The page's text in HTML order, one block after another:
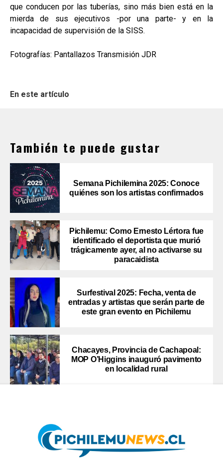
que conducen por las tuberías, sino más bien está en la
mierda de sus ejecutivos -por una parte- y en la
incapacidad de supervisión de la SISS.
Fotografías: Pantallazos Transmisión JDR
En este artículo
También te puede gustar
Semana Pichilemina 2025: Conoce
quiénes son los artistas confirmados
Pichilemu: Como Ernesto Lértora fue
identificado el deportista que murió
trágicamente ayer, al no activarse su
paracaidista
Surfestival 2025: Fecha, venta de
entradas y artistas que serán parte de
este gran evento en Pichilemu
Chacayes, Provincia de Cachapoal:
MOP O’Higgins inauguró pavimento
en localidad rural